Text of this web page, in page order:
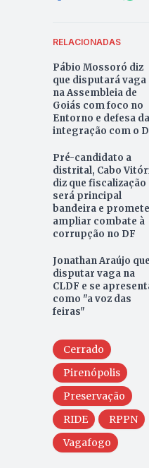
RELACIONADAS
Pábio Mossoró diz
que disputará vaga
na Assembleia de
Goiás com foco no
Entorno e defesa da
integração com o
Pré-candidato a
distrital, Cabo
diz que fiscalização
será principal
bandeira e promete
ampliar combate à
corrupção no DF
Jonathan Araújo
disputar vaga na
CLDF e se
como "a voz das
feiras"
Cerrado
Pirenópolis
Preservação
RIDE
RPPN
Vagafogo